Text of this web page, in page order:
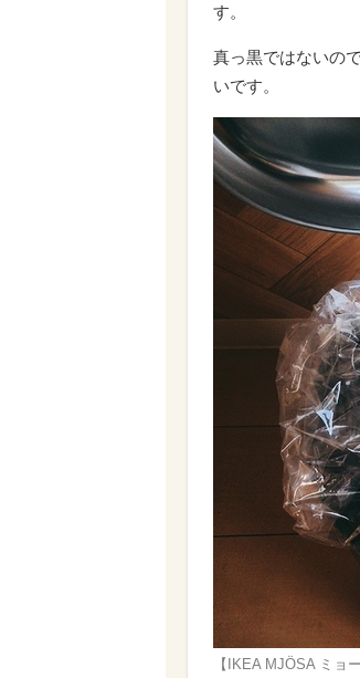
す。
真っ黒ではないの
いです。
【IKEA MJÖSA ミョ